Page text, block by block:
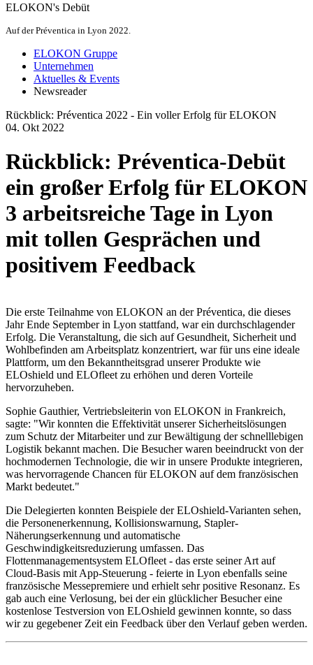
ELOKON's Debüt
Auf der Préventica in Lyon 2022.
ELOKON Gruppe
Unternehmen
Aktuelles & Events
Newsreader
Rückblick: Préventica 2022 - Ein voller Erfolg für ELOKON
04. Okt 2022
Rückblick: Préventica-Debüt
ein großer Erfolg für ELOKON
3 arbeitsreiche Tage in Lyon
mit tollen Gesprächen und
positivem Feedback
Die erste Teilnahme von ELOKON an der Préventica, die dieses
Jahr Ende September in Lyon stattfand, war ein durchschlagender
Erfolg. Die Veranstaltung, die sich auf Gesundheit, Sicherheit und
Wohlbefinden am Arbeitsplatz konzentriert, war für uns eine ideale
Plattform, um den Bekanntheitsgrad unserer Produkte wie
ELOshield und ELOfleet zu erhöhen und deren Vorteile
hervorzuheben.
Sophie Gauthier, Vertriebsleiterin von ELOKON in Frankreich,
sagte: "Wir konnten die Effektivität unserer Sicherheitslösungen
zum Schutz der Mitarbeiter und zur Bewältigung der schnelllebigen
Logistik bekannt machen. Die Besucher waren beeindruckt von der
hochmodernen Technologie, die wir in unsere Produkte integrieren,
was hervorragende Chancen für ELOKON auf dem französischen
Markt bedeutet."
Die Delegierten konnten Beispiele der ELOshield-Varianten sehen,
die Personenerkennung, Kollisionswarnung, Stapler-
Näherungserkennung und automatische
Geschwindigkeitsreduzierung umfassen. Das
Flottenmanagementsystem ELOfleet - das erste seiner Art auf
Cloud-Basis mit App-Steuerung - feierte in Lyon ebenfalls seine
französische Messepremiere und erhielt sehr positive Resonanz. Es
gab auch eine Verlosung, bei der ein glücklicher Besucher eine
kostenlose Testversion von ELOshield gewinnen konnte, so dass
wir zu gegebener Zeit ein Feedback über den Verlauf geben werden.